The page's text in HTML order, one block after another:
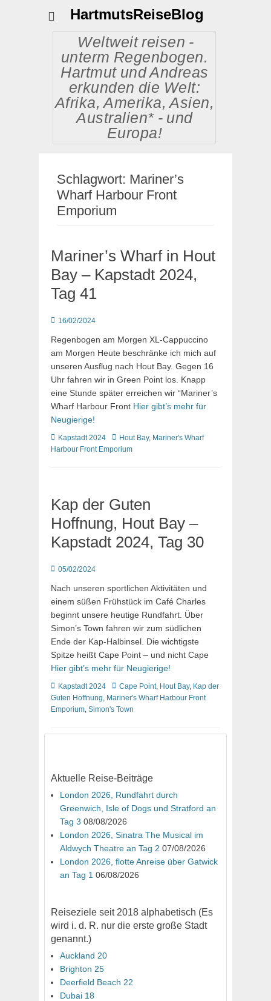
HartmutsReiseBlog
Weltweit reisen -
unterm Regenbogen.
Hartmut und Andreas
erkunden die Welt:
Afrika, Amerika, Asien,
Australien* - und
Europa!
Schlagwort: Mariner’s
Wharf Harbour Front
Emporium
Mariner’s Wharf in Hout
Bay – Kapstadt 2024,
Tag 41
Posted
16/02/2024
Regenbogen am Morgen XL-Cappuccino
am Morgen Heute beschränke ich mich auf
unseren Ausflug nach Hout Bay. Gegen 16
Uhr fahren wir in Green Point los. Knapp
eine Stunde später erreichen wir “Mariner’s
Wharf Harbour Front Hier gibt’s mehr für
Neugierige!
Kategorien
Kapstadt 2024 Schlagworte
Hout Bay, Mariner's Wharf
Harbour Front Emporium
Kap der Guten
Hoffnung, Hout Bay –
Kapstadt 2024, Tag 30
Posted
05/02/2024
Nach unseren sportlichen Aktivitäten und
einem süßen Frühstück im Café Charles
beginnt unsere heutige Rundfahrt. Über
Simon’s Town fahren wir zum südlichen
Ende der Kap-Halbinsel. Die wichtigste
Spitze heißt Cape Point – und nicht Cape
Hier gibt’s mehr für Neugierige!
Kategorien
Kapstadt 2024 Schlagworte
Cape Point, Hout Bay, Kap der
Guten Hoffnung, Mariner's Wharf Harbour Front
Emporium, Simon's Town
Aktuelle Reise-Beiträge
London 2026, Rundfahrt durch
Greenwich, Isle of Dogs und Stratford an
Tag 3 08/08/2026
London 2026, Sinatra The Musical im
Aldwych Theatre an Tag 2 07/08/2026
London 2026, flotte Anreise über Gatwick
an Tag 1 06/08/2026
Reiseziele seit 2018 alphabetisch (Es
wird i. d. R. nur die erste große Stadt
genannt.)
Auckland 20
Brighton 25
Deerfield Beach 22
Dubai 18